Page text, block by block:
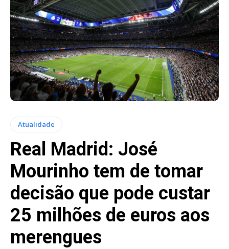
Atualidade
Real Madrid: José
Mourinho tem de tomar
decisão que pode custar
25 milhões de euros aos
merengues